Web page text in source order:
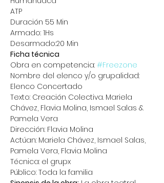
ATP
Duración 55 Min
Armado: 1Hs
Desarmado:20 Min
Ficha técnica
Obra en competencia: #Freezone
Nombre del elenco y/o grupalidad:
Elenco Concertado
Texto: Creación Colectiva. Mariela
Chávez, Flavia Molina, Ismael Salas &
Pamela Vera
Dirección: Flavia Molina
Actúan: Mariela Chávez, Ismael Salas,
Pamela Vera, Flavia Molina
Técnica: el grupx
Público: Toda la familia